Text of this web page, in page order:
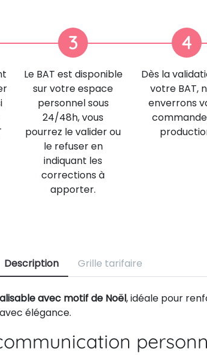
3
Le BAT est disponible
sur votre espace
personnel sous
24/48h, vous
pourrez le valider ou
le refuser en
indiquant les
corrections à
apporter.
4
Dès la
votre BAT,
enverrons
Description Grille tarifaire
avec motif de Noël, idéale pour
élégance.